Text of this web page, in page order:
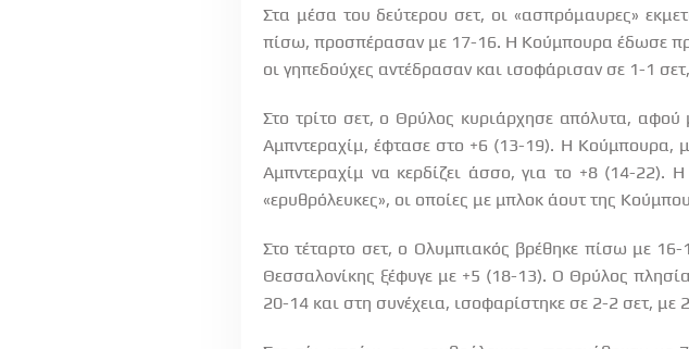
Στα μέσα του δεύτερου σετ, οι «ασπρόμαυρες»
πίσω, προσπέρασαν με 17-16. Η Κούμπουρα έδωσε
οι γηπεδούχες αντέδρασαν και ισοφάρισαν σε 1-1
Στο τρίτο σετ, ο Θρύλος κυριάρχησε απόλυτα,
Αμπντεραχίμ, έφτασε στο +6 (13-19). Η Κούμπουρα,
Αμπντεραχίμ να κερδίζει άσσο, για το +8 (14-22).
«ερυθρόλευκες», οι οποίες με μπλοκ άουτ της
Στο τέταρτο σετ, ο Ολυμπιακός βρέθηκε πίσω με
Θεσσαλονίκης ξέφυγε με +5 (18-13). Ο Θρύλος
20-14 και στη συνέχεια, ισοφαρίστηκε σε 2-2 σετ, με